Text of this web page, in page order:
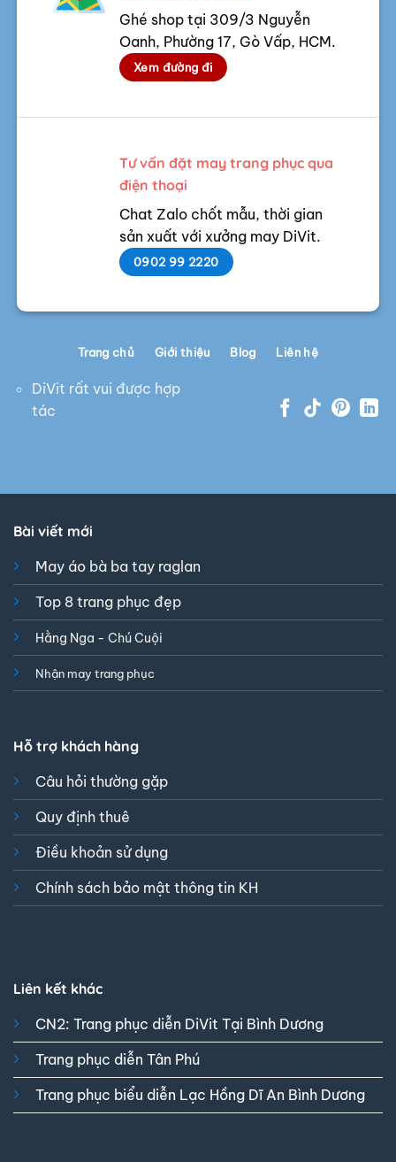
Ghé shop tại 309/3 Nguyễn
Oanh, Phường 17, Gò Vấp, HCM.
Xem đường đi
Tư vấn đặt may trang phục qua
điện thoại
Chat Zalo chốt mẫu, thời gian
sản xuất với xưởng may DiVit.
0902 99 2220
DiVit rất vui được hợp
tác
Trang chủ Giới thiệu Blog Liên hệ
Bài viết mới
May áo bà ba tay raglan
Top 8 trang phục đẹp
Hằng Nga - Chú Cuội
Nhận may trang phục
Hỗ trợ khách hàng
Câu hỏi thường gặp
Quy định thuê
Điều khoản sử dụng
Chính sách bảo mật thông tin KH
Liên kết khác
CN2: Trang phục diễn DiVit Tại Bình Dương
Trang phục diễn Tân Phú
Trang phục biểu diễn Lạc Hồng Dĩ An Bình Dương